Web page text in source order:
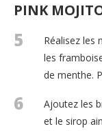
PINK
5
Réalisez les
les
de menthe.
6
Ajoutez les
et le sirop